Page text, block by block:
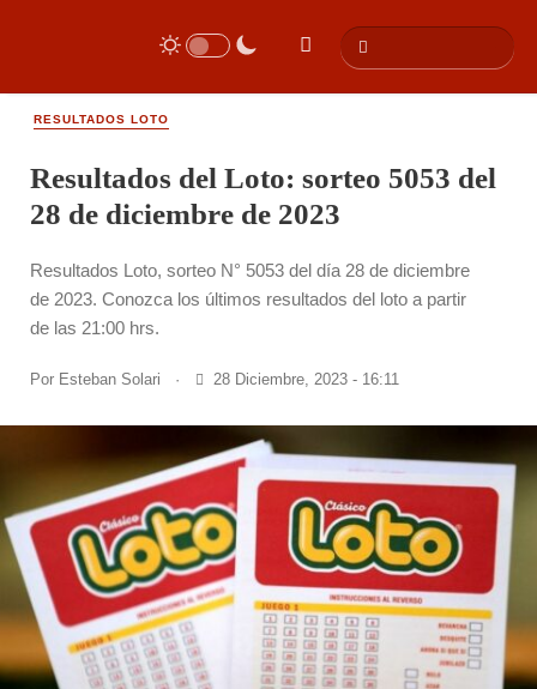
RESULTADOS LOTO
Resultados del Loto: sorteo 5053 del
28 de diciembre de 2023
Resultados Loto, sorteo N° 5053 del día 28 de diciembre
de 2023. Conozca los últimos resultados del loto a partir
de las 21:00 hrs.
Por Esteban Solari · 28 Diciembre, 2023 - 16:11